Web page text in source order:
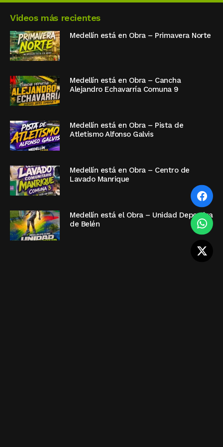
Videos más recientes
Medellín está en Obra – Primavera Norte
Medellín está en Obra – Cancha
Alejandro Echavarría Comuna 9
Medellín está en Obra – Pista de
Atletismo Alfonso Galvis
Medellín está en Obra – Centro de
Lavado Manrique
Medellín está el Obra – Unidad Deportiva
de Belén